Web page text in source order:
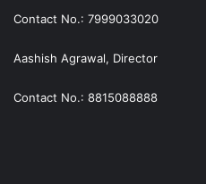
Contact No.: 7999033020
Aashish Agrawal, Director
Contact No.: 8815088888